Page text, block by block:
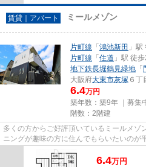
賃貸｜アパート ミールメゾン
片町線 「 鴻池新田 」
片町線 「 住道 」駅 徒
地下鉄長堀鶴見緑地 「
大阪府大東市灰塚 ６丁
6.4万円
築年数：築9年 ｜募集
階数：2階建
多くの方からご好評頂いているミールメゾ
ニングが趣味の方に住んでもらいたいのが
物件です。こちらの物件は築6...
6.4万円